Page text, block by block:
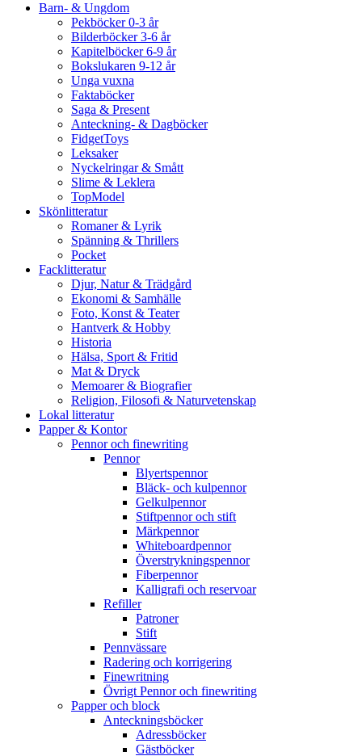
Barn- & Ungdom
Pekböcker 0-3 år
Bilderböcker 3-6 år
Kapitelböcker 6-9 år
Bokslukaren 9-12 år
Unga vuxna
Faktaböcker
Saga & Present
Anteckning- & Dagböcker
FidgetToys
Leksaker
Nyckelringar & Smått
Slime & Leklera
TopModel
Skönlitteratur
Romaner & Lyrik
Spänning & Thrillers
Pocket
Facklitteratur
Djur, Natur & Trädgård
Ekonomi & Samhälle
Foto, Konst & Teater
Hantverk & Hobby
Historia
Hälsa, Sport & Fritid
Mat & Dryck
Memoarer & Biografier
Religion, Filosofi & Naturvetenskap
Lokal litteratur
Papper & Kontor
Pennor och finewriting
Pennor
Blyertspennor
Bläck- och kulpennor
Gelkulpennor
Stiftpennor och stift
Märkpennor
Whiteboardpennor
Överstrykningspennor
Fiberpennor
Kalligrafi och reservoar
Refiller
Patroner
Stift
Pennvässare
Radering och korrigering
Finewritning
Övrigt Pennor och finewriting
Papper och block
Anteckningsböcker
Adressböcker
Gästböcker